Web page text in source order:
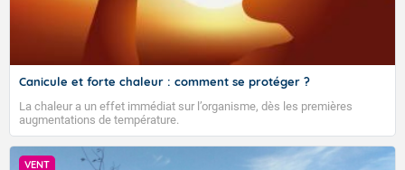
Canicule et forte chaleur : comment se protéger ?
La chaleur a un effet immédiat sur l’organisme, dès les premières
augmentations de température.
VENT